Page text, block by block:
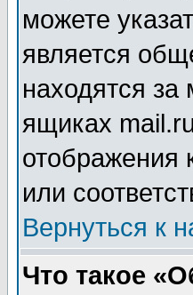
можете
является
находятся
ящиках
отображения
или
Вернуться к
Что такое